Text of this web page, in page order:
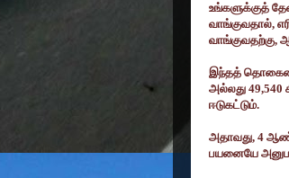
உங்களுக்குத்
வாங்குவதால்,
வாங்குவதற்கு,
இந்தத்
அல்லது 49,540
ஈடுகட்டும்.
அதாவது, 4
பயனையே